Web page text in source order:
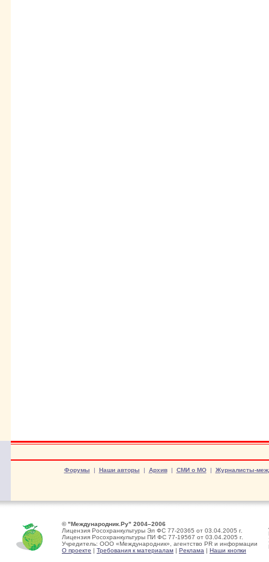
Форумы | Наши авторы | Архив| СМИ о МО| Журналисты-
© "Международник.Ру" 2004–2006
Лицензия Росохранкультуры Эл ФС 77-20365 от 03.04.2005 г.
Лицензия Росохранкультуры ПИ ФС 77-19567 от 03.04.2005 г.
Учредитель: ООО «Международник», агентство PR и информации
О проекте | Требования к материалам | Реклама | Наши кнопки